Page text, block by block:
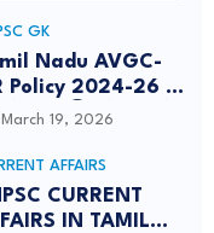
GK
Nadu AVGC-
Policy 2024-26 /
இயங்குபடம்,
கொள்கை
March 19, 2026
AFFAIRS
CURRENT
IN TAMIL